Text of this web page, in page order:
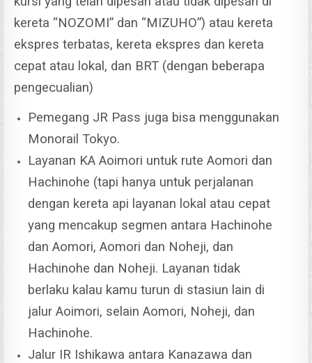
kereta “NOZOMI” dan “MIZUHO”) atau kereta
ekspres terbatas, kereta ekspres dan kereta
cepat atau lokal, dan BRT (dengan beberapa
pengecualian)
Pemegang JR Pass juga bisa menggunakan
Monorail Tokyo.
Layanan KA Aoimori untuk rute Aomori dan
Hachinohe (tapi hanya untuk perjalanan
dengan kereta api layanan lokal atau cepat
yang mencakup segmen antara Hachinohe
dan Aomori, Aomori dan Noheji, dan
Hachinohe dan Noheji. Layanan tidak
berlaku kalau kamu turun di stasiun lain di
jalur Aoimori, selain Aomori, Noheji, dan
Hachinohe.
Jalur IR Ishikawa antara Kanazawa dan